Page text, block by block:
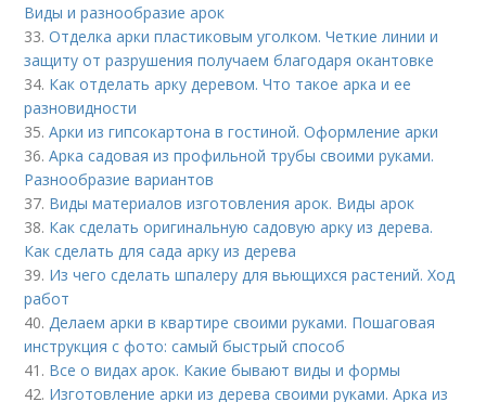
Виды и разнообразие арок
33.Отделка арки пластиковым уголком. Четкие линии и
защиту от разрушения получаем благодаря окантовке
34. Как отделать арку деревом. Что такое арка и ее
разновидности
35.Арки из гипсокартона в гостиной. Оформление арки
36.Арка садовая из профильной трубы своими руками.
Разнообразие вариантов
37. Виды материалов изготовления арок. Виды арок
38. Как сделать оригинальную садовую арку из дерева.
Как сделать для сада арку из дерева
39. Из чего сделать шпалеру для вьющихся растений. Ход
работ
40. Делаем арки в квартире своими руками. Пошаговая
инструкция с фото: самый быстрый способ
41. Все о видах арок. Какие бывают виды и формы
42. Изготовление арки из дерева своими руками. Арка из